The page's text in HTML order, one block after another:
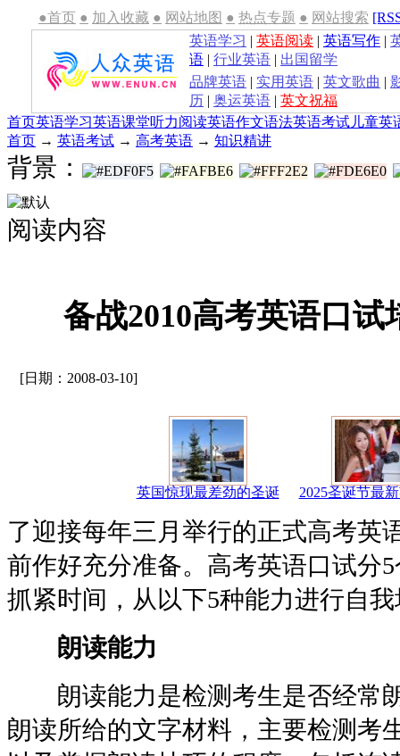
●首页 ● 加入收藏 ● 网站地图 ● 热点专题 ● 网站搜索
英语学习 | 英语阅读 | 英语写作 |
语 | 行业英语 | 出国留学
品牌英语 | 实用英语 | 英文歌曲 |
历 | 奥运英语 | 英文祝福
首页英语学习英语课堂听力阅读英语作文语法英语考试 儿童英
首页 → 英语考试 → 高考英语 → 知识精讲
背景：
阅读内容
备战2010高考英语口试
[日期：2008-03-10]
英国惊现最差劲的圣诞 2025圣诞节最
了迎接每年三月举行的正式高考英
前作好充分准备。高考英语口试分
抓紧时间，从以下5种能力进行自
朗读能力
朗读能力是检测考生是否经常
朗读所给的文字材料，主要检测考